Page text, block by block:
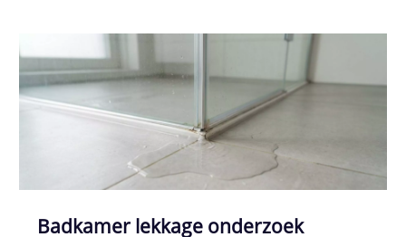
Badkamer lekkage onderzoek